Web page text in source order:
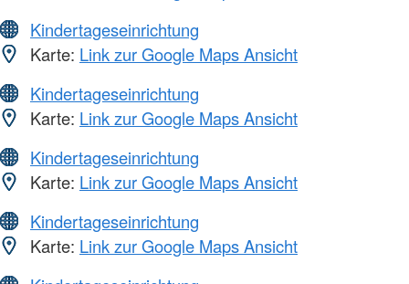
Kindertageseinrichtung
Karte: Link zur Google Maps Ansicht
Kindertageseinrichtung
Karte: Link zur Google Maps Ansicht
Kindertageseinrichtung
Karte: Link zur Google Maps Ansicht
Kindertageseinrichtung
Karte: Link zur Google Maps Ansicht